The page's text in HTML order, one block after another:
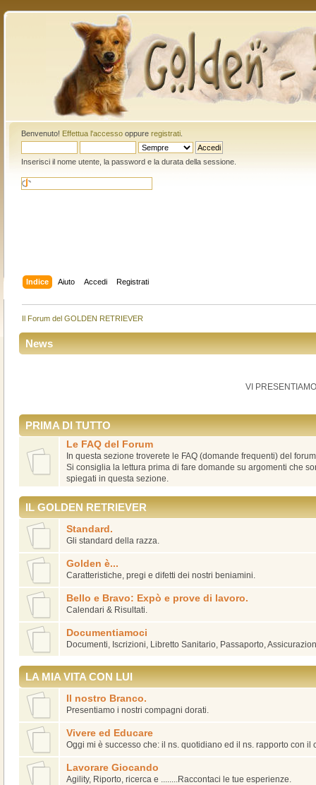
Benvenuto! Effettua l'accessooppure registrati.
Inserisci il nome utente, la password e la durata della sessione.
Indice Aiuto Accedi Registrati
Il Forum del GOLDEN RETRIEVER
News
VI
PRIMA DI TUTTO
Le FAQ del Forum
In questa sezione troverete le FAQ (domande frequenti) del
Si consiglia la lettura prima di fare domande su argomenti che
spiegati in questa sezione.
IL GOLDEN RETRIEVER
Standard.
Gli standard della razza.
Golden è...
Caratteristiche, pregi e difetti dei nostri beniamini.
Bello e Bravo: Expò e prove di lavoro.
Calendari & Risultati.
Documentiamoci
Documenti, Iscrizioni, Libretto Sanitario, Passaporto,
LA MIA VITA CON LUI
Il nostro Branco.
Presentiamo i nostri compagni dorati.
Vivere ed Educare
Oggi mi è successo che: il ns. quotidiano ed il ns. rapporto con il
Lavorare Giocando
Agility, Riporto, ricerca e ........Raccontaci le tue esperienze.